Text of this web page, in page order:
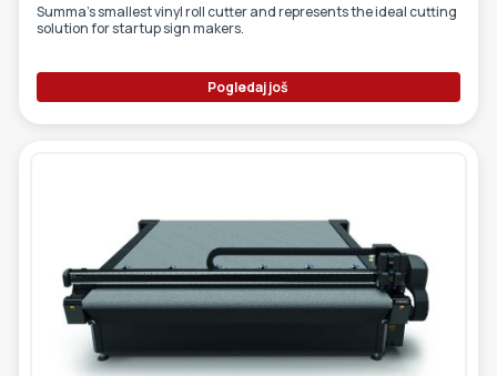
Summa’s smallest vinyl roll cutter and represents the ideal cutting
solution for startup sign makers.
Pogledaj još